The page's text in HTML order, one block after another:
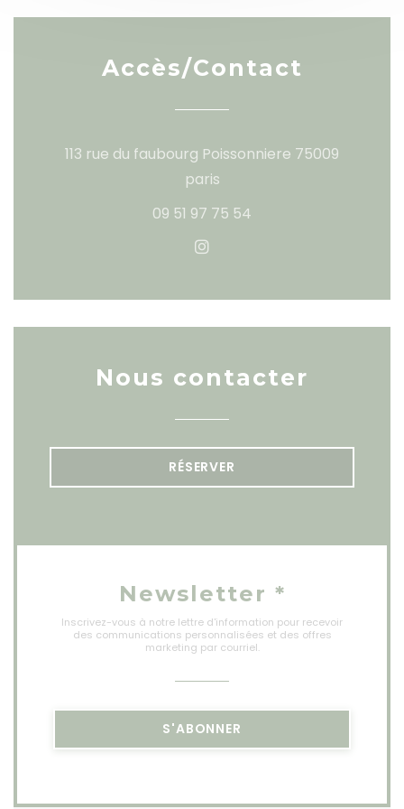
Accès/Contact
113 rue du faubourg Poissonniere 75009
paris((ouvre une nouvelle
09 51 97 75 54
Instagram ((ouvre une
Nous contacter
RÉSERVER
Newsletter *
Inscrivez-vous à notre lettre d'information pour recevoir
des communications personnalisées et des offres
marketing par courriel.
S'ABONNER